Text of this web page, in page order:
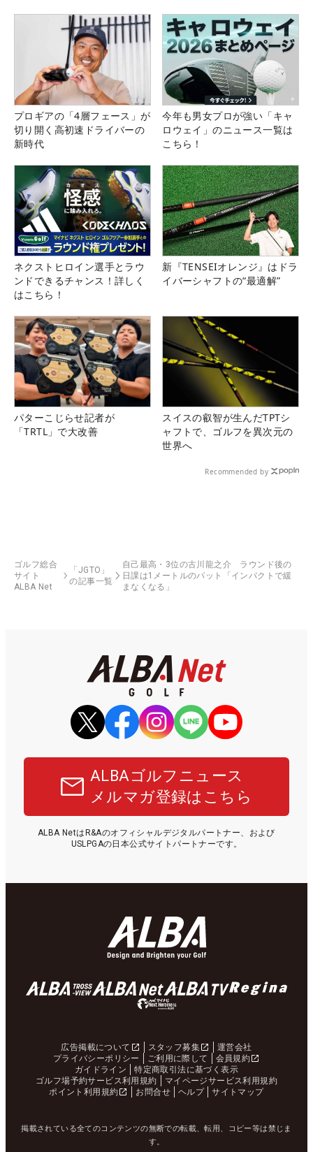
プロギアの「4層フェース」が
切り開く高初速ドライバーの
新時代
今年も男女プロが強い「キャ
ロウェイ」のニュース一覧は
こちら！
ネクストヒロイン選手とラウ
ンドできるチャンス！詳しく
はこちら！
新『TENSEIオレンジ』はドラ
イバーシャフトの“最適解”
パターこじらせ記者が
「TRTL」で大改善
スイスの叡智が生んだTPTシ
ャフトで、ゴルフを異次元の
世界へ
Recommended by
ゴルフ総合
サイト
ALBA Net
「JGTO」
の記事一覧
自己最高・3位の古川龍之介 ラウンド後の
日課は1メートルのパット「インパクトで緩
まなくなる」
ALBAゴルフニュース
メルマガ登録はこちら
ALBA NetはR&Aのオフィシャルデジタルパートナー、および
USLPGAの日本公式サイトパートナーです。
広告掲載について スタッフ募集
運営会社
プライバシーポリシー
ご利用に際して
会員規約
ガイドライン
特定商取引法に基づく表示
ゴルフ場予約サービス利用規約
マイページサービス利用規約
ポイント利用規約
お問合せ ヘルプ サイトマップ
掲載されている全てのコンテンツの無断での転載、転用、コピー等は禁じま
す。